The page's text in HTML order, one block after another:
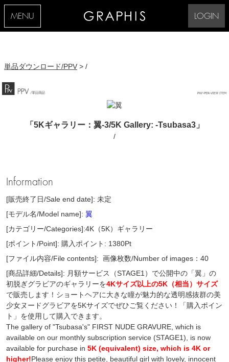
MENU LOGIN
単品ダウンロード/PPV > /
「5Kギャラリー：翼-3/5K Gallery: -Tsubasa3」
/
Information
[販売終了日/Sale end date]: 未定
[モデル名/Model name]: 翼
[カテゴリー/Categories]:4K（5K）ギャラリー
[ポイント/Point]: 購入ポイント: 1380Pt
[ファイル内容/File contents]: 画像枚数/Number of images：40
[商品詳細/Details]: 月額サービス（STAGE1）で公開中の「翼」の
初脱ぎグラビアのギャラリーを4Kサイズ以上の5K（相当）サイズ
で販売します！ショートヘアに大きな瞳が魅力的な透明感抜群の美
少女ヌードグラビアを5Kサイズでぜひご覧ください！「購入ポイン
ト」を使用して購入できます。
The gallery of "Tsubasa's" FIRST NUDE GRAVURE, which is
available on our monthly subscription service (STAGE1), is now
available for purchase in5K (equivalent) size, which is 4K or
higher!Please enjoy this petite, beautiful girl with lovely, innocent